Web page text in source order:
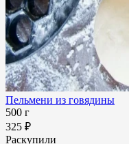
Пельмени из говядины
500 г
325 ₽
Раскупили